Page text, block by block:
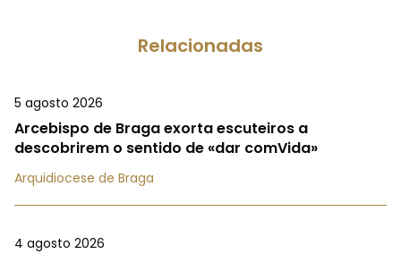
Relacionadas
5 agosto 2026
Arcebispo de Braga exorta escuteiros a
descobrirem o sentido de «dar comVida»
Arquidiocese de Braga
4 agosto 2026